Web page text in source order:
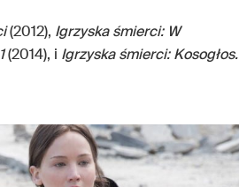
(2012), Igrzyska śmierci: W
(2014), i Igrzyska śmierci: Kosogłos.